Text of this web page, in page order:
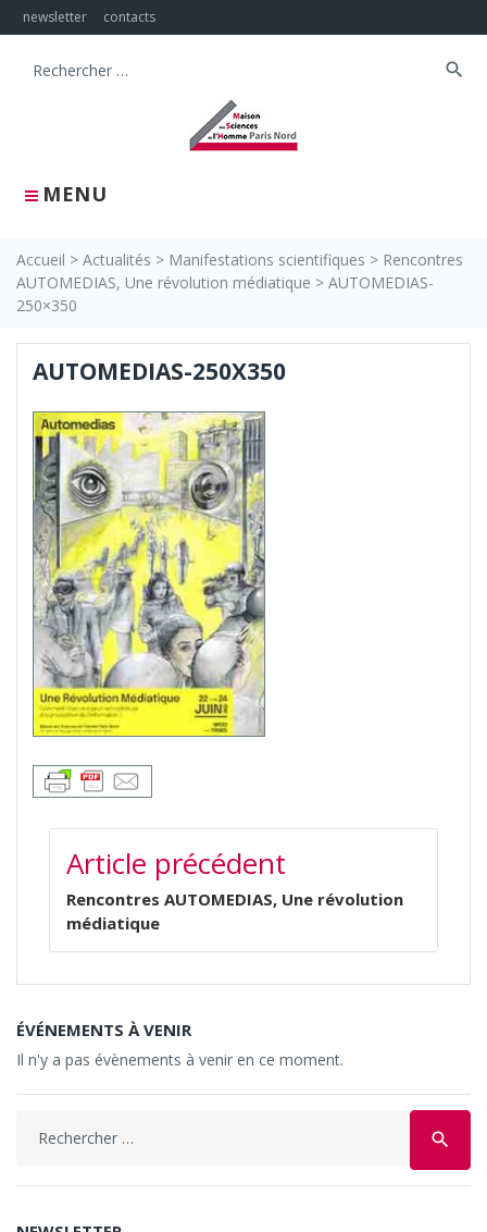
Skip
to
newsletter contacts
MENU
Search
search
Accueil > Actualités > Manifestations scientifiques > Rencontres
AUTOMEDIAS, Une révolution médiatique > AUTOMEDIAS-
250×350
AUTOMEDIAS-250X350
NAVIGATION
DE
L’ARTICLE
Article précédent
Rencontres AUTOMEDIAS, Une révolution
médiatique
ÉVÉNEMENTS À VENIR
Il n'y a pas évènements à venir en ce moment.
search